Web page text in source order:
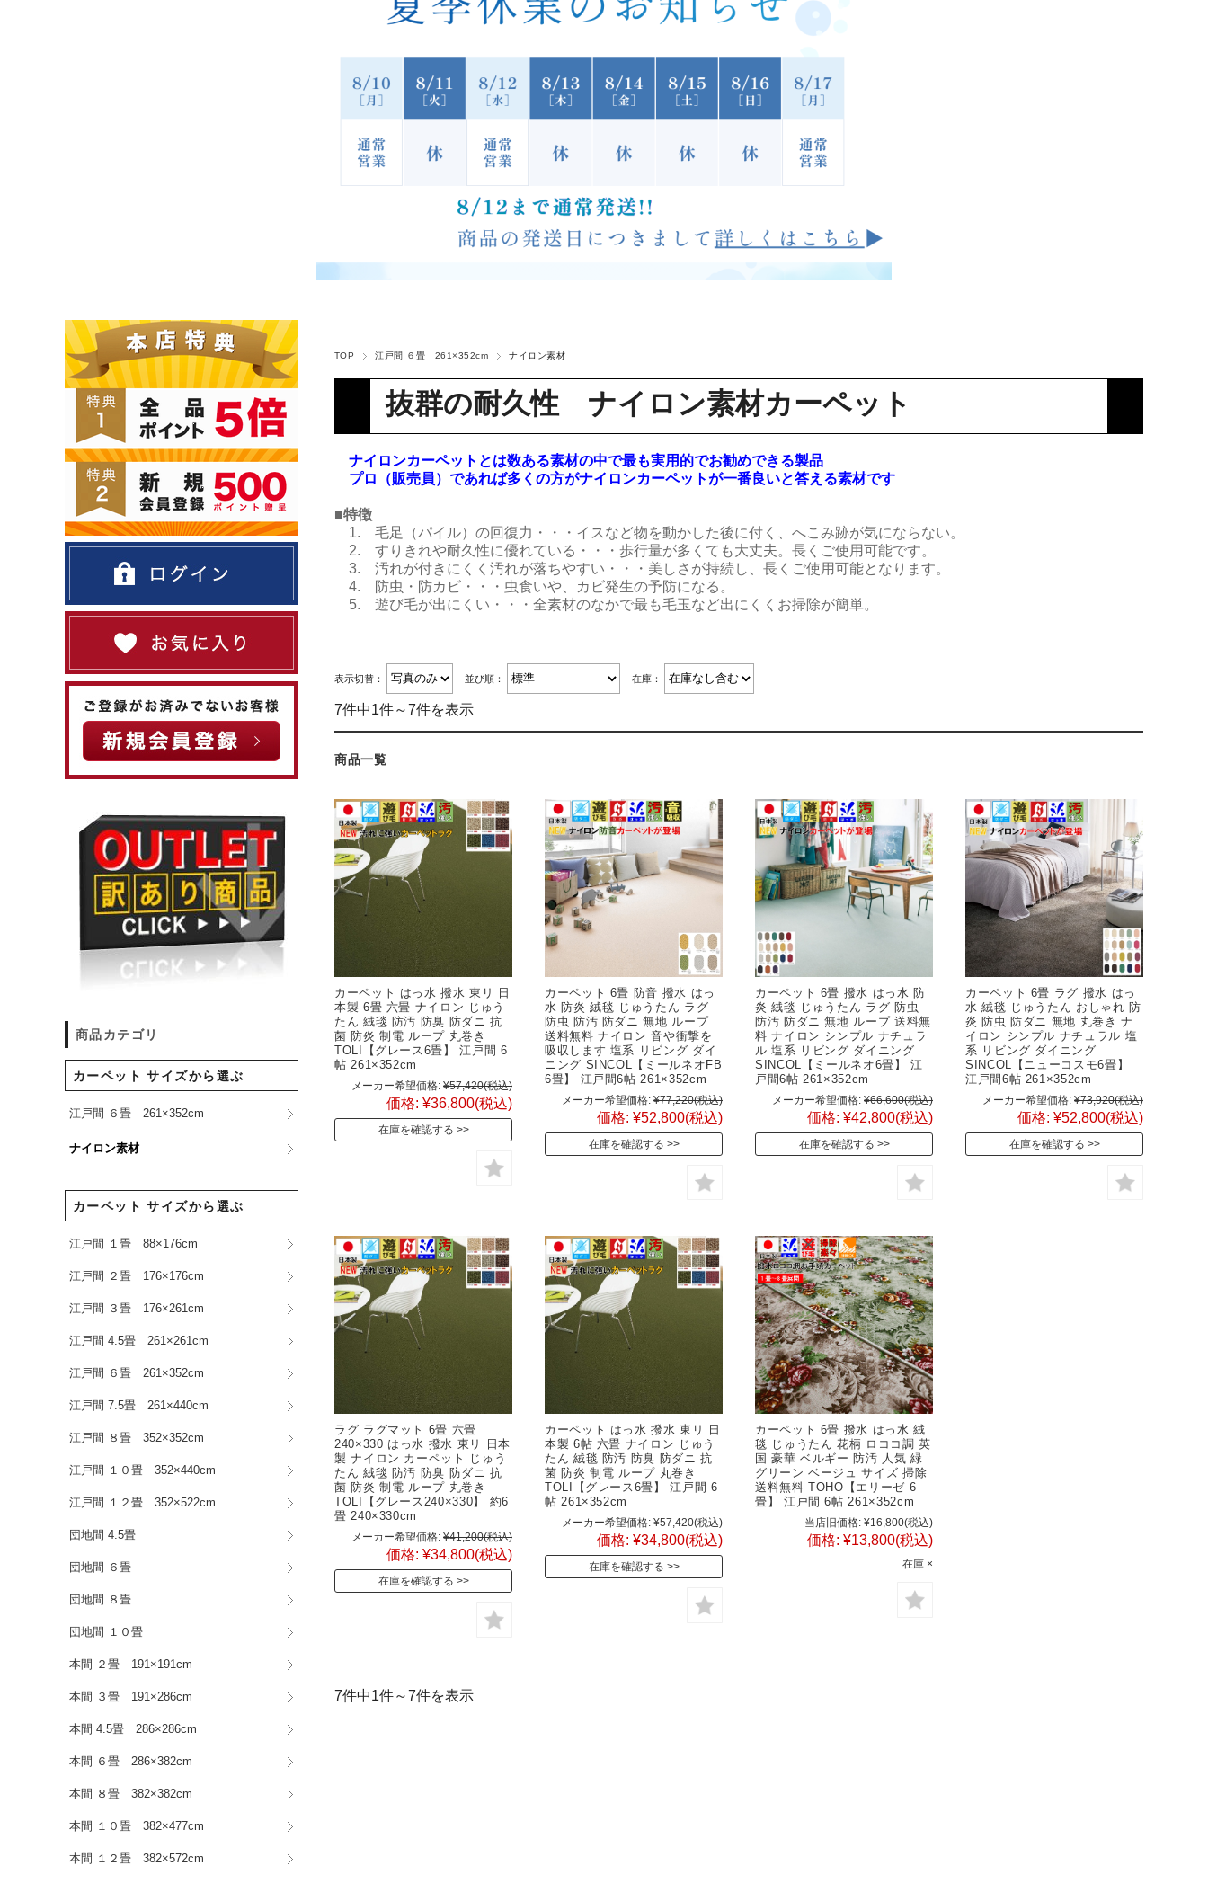
TOP 江戸間 ６畳 261×352cm ナイロン素材
抜群の耐久性 ナイロン素材カーペット
ナイロンカーペットとは数ある素材の中で最も実用的でお勧めできる製品
プロ（販売員）であれば多くの方がナイロンカーペットが一番良いと答える素材です
■特徴
1. 毛足（パイル）の回復力・・・イスなど物を動かした後に付く、へこみ跡が気にならない。
2. すりきれや耐久性に優れている・・・歩行量が多くても大丈夫。長くご使用可能です。
3. 汚れが付きにくく汚れが落ちやすい・・・美しさが持続し、長くご使用可能となります。
4. 防虫・防カビ・・・虫食いや、カビ発生の予防になる。
5. 遊び毛が出にくい・・・全素材のなかで最も毛玉など出にくくお掃除が簡単。
表示切替： 並び順： 在庫：
7件中1件～7件を表示
商品一覧
カーペット はっ水 撥水 東リ 日
本製 6畳 六畳 ナイロン じゅう
たん 絨毯 防汚 防臭 防ダニ 抗
菌 防炎 制電 ループ 丸巻き
TOLI【グレース6畳】 江戸間 6
帖 261×352cm
メーカー希望価格: ¥57,420(税込)
価格: ¥36,800(税込)
在庫を確認する
カーペット 6畳 防音 撥水 はっ
水 防炎 絨毯 じゅうたん ラグ
防虫 防汚 防ダニ 無地 ループ
送料無料 ナイロン 音や衝撃を
吸収します 塩系 リビング ダイ
ニング SINCOL【ミールネオFB
6畳】 江戸間6帖 261×352cm
メーカー希望価格: ¥77,220(税込)
価格: ¥52,800(税込)
在庫を確認する
カーペット 6畳 撥水 はっ水 防
炎 絨毯 じゅうたん ラグ 防虫
防汚 防ダニ 無地 ループ 送料無
料 ナイロン シンプル ナチュラ
ル 塩系 リビング ダイニング
SINCOL【ミールネオ6畳】 江
戸間6帖 261×352cm
メーカー希望価格: ¥66,600(税込)
価格: ¥42,800(税込)
在庫を確認する
カーペット 6畳 ラグ 撥水 はっ
水 絨毯 じゅうたん おしゃれ 防
炎 防虫 防ダニ 無地 丸巻き ナ
イロン シンプル ナチュラル 塩
系 リビング ダイニング
SINCOL【ニューコスモ6畳】
江戸間6帖 261×352cm
メーカー希望価格: ¥73,920(税込)
価格: ¥52,800(税込)
在庫を確認する
ラグ ラグマット 6畳 六畳
240×330 はっ水 撥水 東リ 日本
製 ナイロン カーペット じゅう
たん 絨毯 防汚 防臭 防ダニ 抗
菌 防炎 制電 ループ 丸巻き
TOLI【グレース240×330】 約6
畳 240×330cm
メーカー希望価格: ¥41,200(税込)
価格: ¥34,800(税込)
在庫を確認する
カーペット はっ水 撥水 東リ 日
本製 6帖 六畳 ナイロン じゅう
たん 絨毯 防汚 防臭 防ダニ 抗
菌 防炎 制電 ループ 丸巻き
TOLI【グレース6畳】 江戸間 6
帖 261×352cm
メーカー希望価格: ¥57,420(税込)
価格: ¥34,800(税込)
在庫を確認する
カーペット 6畳 撥水 はっ水 絨
毯 じゅうたん 花柄 ロココ調 英
国 豪華 ベルギー 防汚 人気 緑
グリーン ベージュ サイズ 掃除
送料無料 TOHO【エリーゼ 6
畳】 江戸間 6帖 261×352cm
当店旧価格: ¥16,800(税込)
価格: ¥13,800(税込)
在庫 ×
7件中1件～7件を表示
商品カテゴリ
カーペット サイズから選ぶ
江戸間 ６畳 261×352cm
ナイロン素材
カーペット サイズから選ぶ
江戸間 １畳 88×176cm
江戸間 ２畳 176×176cm
江戸間 ３畳 176×261cm
江戸間 4.5畳 261×261cm
江戸間 ６畳 261×352cm
江戸間 7.5畳 261×440cm
江戸間 ８畳 352×352cm
江戸間 １０畳 352×440cm
江戸間 １２畳 352×522cm
団地間 4.5畳
団地間 ６畳
団地間 ８畳
団地間 １０畳
本間 ２畳 191×191cm
本間 ３畳 191×286cm
本間 4.5畳 286×286cm
本間 ６畳 286×382cm
本間 ８畳 382×382cm
本間 １０畳 382×477cm
本間 １２畳 382×572cm